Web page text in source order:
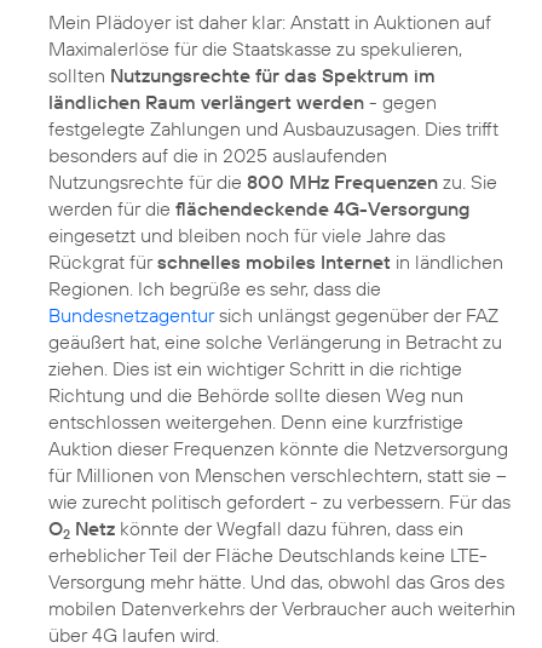
Mein Plädoyer ist daher klar: Anstatt in Auktionen auf
Maximalerlöse für die Staatskasse zu spekulieren,
sollten Nutzungsrechte für das Spektrum im
ländlichen Raum verlängert werden - gegen
festgelegte Zahlungen und Ausbauzusagen. Dies trifft
besonders auf die in 2025 auslaufenden
Nutzungsrechte für die 800 MHz Frequenzen zu. Sie
werden für die flächendeckende 4G-Versorgung
eingesetzt und bleiben noch für viele Jahre das
Rückgrat fürschnelles mobiles Internet in ländlichen
Regionen. Ich begrüße es sehr, dass die
Bundesnetzagentursich unlängst gegenüber der FAZ
geäußert hat, eine solche Verlängerung in Betracht zu
ziehen. Dies ist ein wichtiger Schritt in die richtige
Richtung und die Behörde sollte diesen Weg nun
entschlossen weitergehen. Denn eine kurzfristige
Auktion dieser Frequenzen könnte die Netzversorgung
für Millionen von Menschen verschlechtern, statt sie –
wie zurecht politisch gefordert - zu verbessern. Für das
O2 Netz könnte der Wegfall dazu führen, dass ein
erheblicher Teil der Fläche Deutschlands keine LTE-
Versorgung mehr hätte. Und das, obwohl das Gros des
mobilen Datenverkehrs der Verbraucher auch weiterhin
über 4G laufen wird.